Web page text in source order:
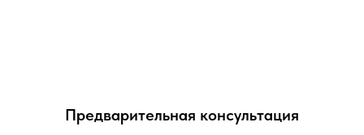
Предварительная консультация